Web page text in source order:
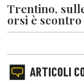
Trentino,
orsi è
ARTICOLI